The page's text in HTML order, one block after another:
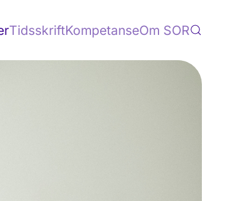
TidsskriftKompetanseOm SOR